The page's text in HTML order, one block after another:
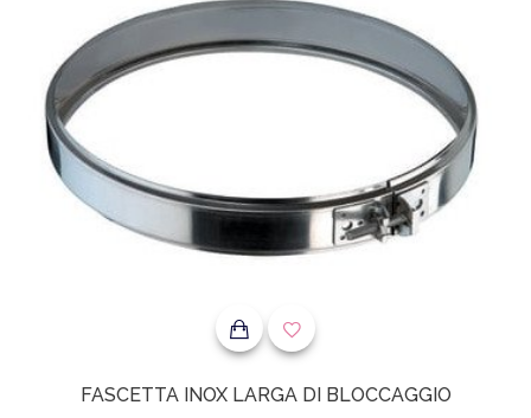
FASCETTA INOX LARGA DI BLOCCAGGIO